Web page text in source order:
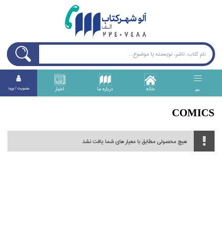
منو خانه درباره ما اخبار عضويت / ورود
COMICS
هیچ محصولی مطابق با معیار های شما یافت نشد